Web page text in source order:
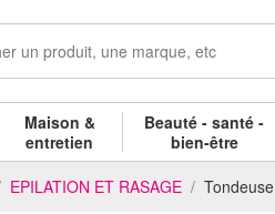
Maison &
entretien
Beauté - santé -
bien-être
EPILATION ET RASAGE Tondeuse